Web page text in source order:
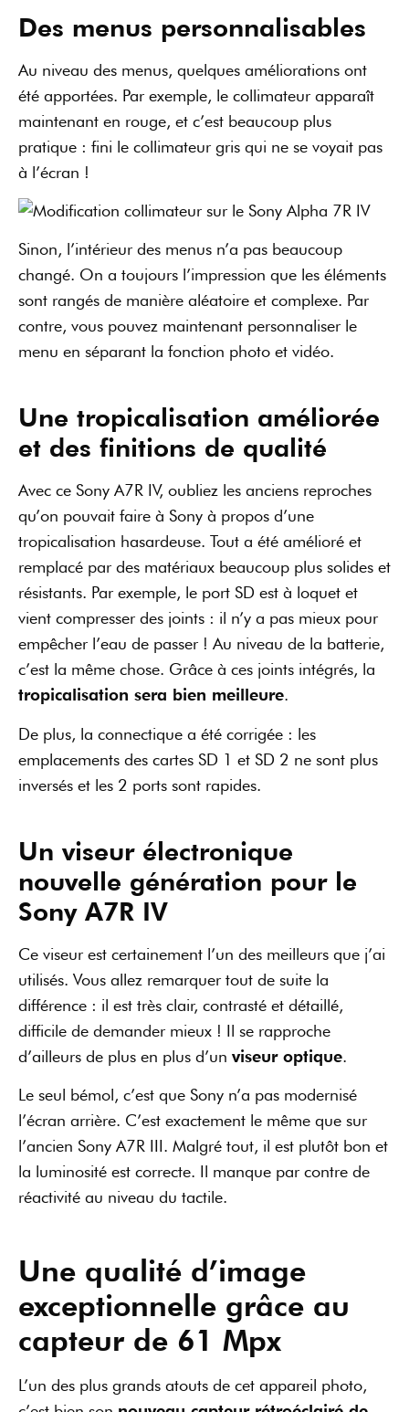
Des menus personnalisables
Au niveau des menus, quelques améliorations ont
été apportées. Par exemple, le collimateur apparaît
maintenant en rouge, et c’est beaucoup plus
pratique : fini le collimateur gris qui ne se voyait pas
à l’écran !
Sinon, l’intérieur des menus n’a pas beaucoup
changé. On a toujours l’impression que les éléments
sont rangés de manière aléatoire et complexe. Par
contre, vous pouvez maintenant personnaliser le
menu en séparant la fonction photo et vidéo.
Une tropicalisation améliorée
et des finitions de qualité
Avec ce Sony A7R IV, oubliez les anciens reproches
qu’on pouvait faire à Sony à propos d’une
tropicalisation hasardeuse. Tout a été amélioré et
remplacé par des matériaux beaucoup plus solides et
résistants. Par exemple, le port SD est à loquet et
vient compresser des joints : il n’y a pas mieux pour
empêcher l’eau de passer ! Au niveau de la batterie,
c’est la même chose. Grâce à ces joints intégrés, la
tropicalisation sera bien meilleure.
De plus, la connectique a été corrigée : les
emplacements des cartes SD 1 et SD 2 ne sont plus
inversés et les 2 ports sont rapides.
Un viseur électronique
nouvelle génération pour le
Sony A7R IV
Ce viseur est certainement l’un des meilleurs que j’ai
utilisés. Vous allez remarquer tout de suite la
différence : il est très clair, contrasté et détaillé,
difficile de demander mieux ! Il se rapproche
d’ailleurs de plus en plus d’un viseur optique.
Le seul bémol, c’est que Sony n’a pas modernisé
l’écran arrière. C’est exactement le même que sur
l’ancien Sony A7R III. Malgré tout, il est plutôt bon et
la luminosité est correcte. Il manque par contre de
réactivité au niveau du tactile.
Une qualité d’image
exceptionnelle grâce au
capteur de 61 Mpx
L’un des plus grands atouts de cet appareil photo,